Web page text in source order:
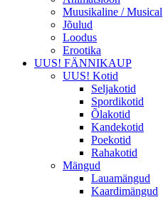
Muusikaline / Musical
Jõulud
Loodus
Erootika
UUS! FÄNNIKAUP
UUS! Kotid
Seljakotid
Spordikotid
Õlakotid
Kandekotid
Poekotid
Rahakotid
Mängud
Lauamängud
Kaardimängud